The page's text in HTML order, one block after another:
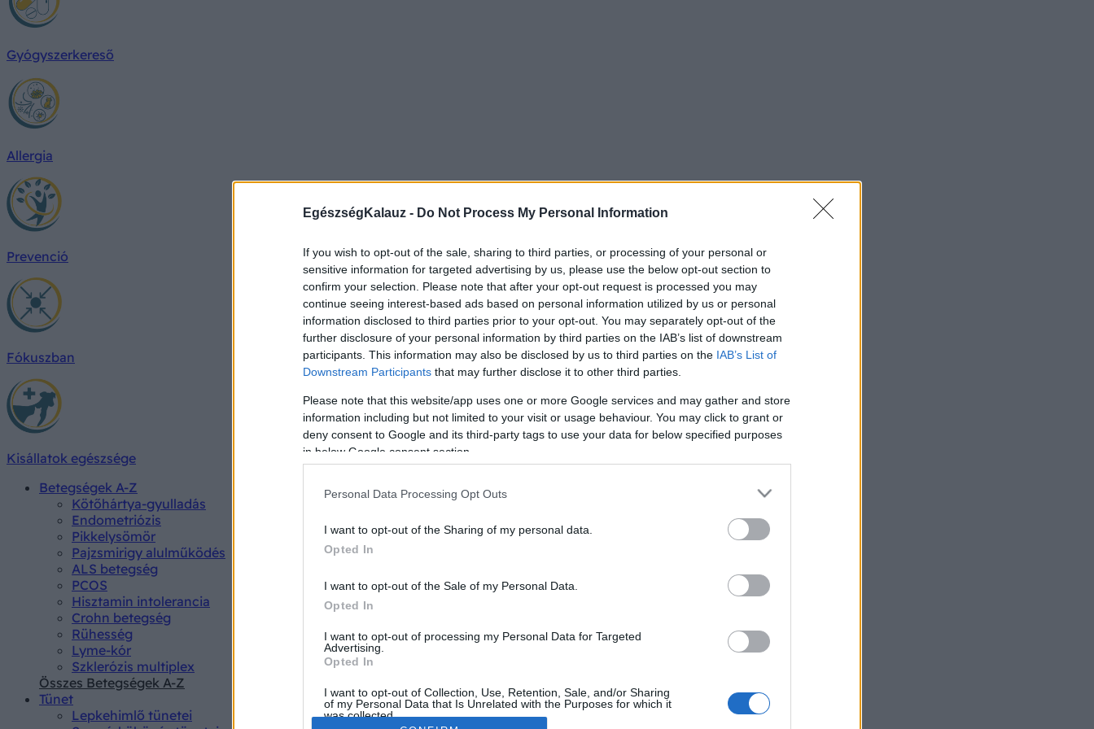
EgészségKalauz - Do Not Process My Personal Information
If you wish to opt-out of the sale, sharing to third parties, or processing of your personal or
sensitive information for targeted advertising by us, please use the below opt-out section to
confirm your selection. Please note that after your opt-out request is processed you may
continue seeing interest-based ads based on personal information utilized by us or personal
information disclosed to third parties prior to your opt-out. You may separately opt-out of the
further disclosure of your personal information by third parties on the IAB’s list of downstream
participants. This information may also be disclosed by us to third parties on the IAB’s List of
Downstream Participants that may further disclose it to other third parties.
Please note that this website/app uses one or more Google services and may gather and store
information including but not limited to your visit or usage behaviour. You may click to grant or
deny consent to Google and its third-party tags to use your data for below specified purposes
in below Google consent section.
Personal Data Processing Opt Outs
I want to opt-out of the Sharing of my personal data.
Opted In
I want to opt-out of the Sale of my Personal Data.
Opted In
I want to opt-out of processing my Personal Data for Targeted
Advertising.
Opted In
I want to opt-out of Collection, Use, Retention, Sale, and/or Sharing
of my Personal Data that Is Unrelated with the Purposes for which it
was collected.
Gyógyszerkereső
Allergia
Prevenció
Fókuszban
Kisállatok egészsége
Betegségek A-Z
Kötőhártya-gyulladás
Endometriózis
Pikkelysömör
Pajzsmirigy alulműködés
ALS betegség
PCOS
Hisztamin intolerancia
Crohn betegség
Rühesség
Lyme-kór
Szklerózis multiplex
Összes Betegségek A-Z
Tünet
Lepkehimlő tünetei